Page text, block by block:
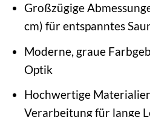
Großzügige
cm) für entspanntes
Moderne, graue
Optik
Hochwertige
Verarbeitung für lange